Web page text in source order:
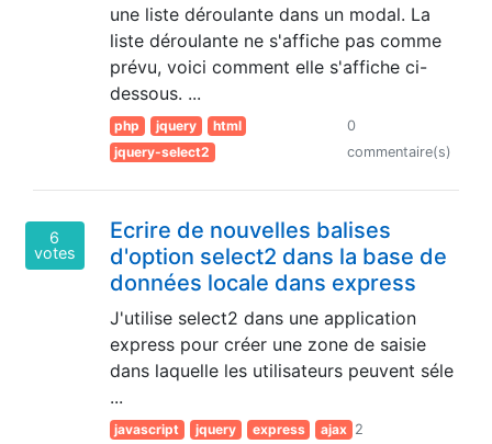
une liste déroulante dans un modal. La
liste déroulante ne s'affiche pas comme
prévu, voici comment elle s'affiche ci-
dessous. ...
php jquery
html
jquery-select2
0
commentaire(s)
6
votes
Ecrire de nouvelles balises
d'option select2 dans la base de
données locale dans express
J'utilise select2 dans une application
express pour créer une zone de saisie
dans laquelle les utilisateurs peuvent séle
...
javascript jquery express
ajax 2